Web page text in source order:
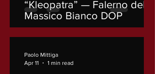
“Kleopatra” — Falerno del
Massico Bianco DOP
Paolo Mittiga
Apr 11
1 min read